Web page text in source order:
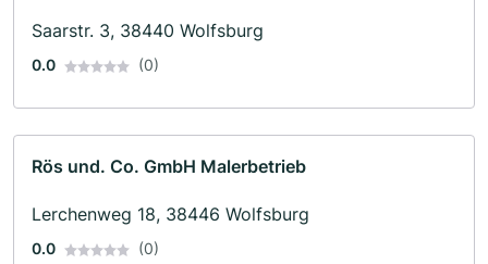
Saarstr. 3, 38440 Wolfsburg
0.0 (0)
Rös und. Co. GmbH Malerbetrieb
Lerchenweg 18, 38446 Wolfsburg
0.0 (0)